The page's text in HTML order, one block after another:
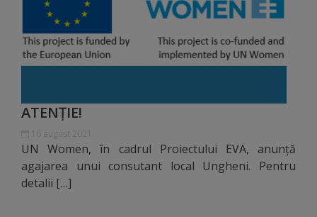
Distincții
Cetățeni
onoare
Deținători
ai
ATENȚIE!
16 august 2021
UN Women, în cadrul Proiectului EVA, anunță
agajarea unui consutant local Ungheni. Pentru
detalii […]